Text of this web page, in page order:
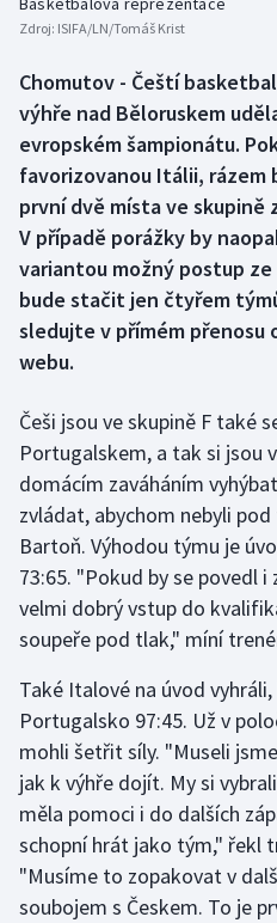
Biatlon
Boby a skeleton
Box
Curling
Dostihy
Florbal
Golf
Gymnastika
Házená
Jezdectví
Krasobruslení
Lezení
Lyže a snowboard
Moderní pětiboj
Aplikace ČT sport
AZ kvíz
Zdroj: ISIFA/LN/Tomáš Krist
Chomutov - Čeští
výhře nad Běloruskem
evropském šampionátu.
favorizovanou Itálii, rázem
první dvě místa ve skupině
V případě porážky by
variantou možný postup
bude stačit jen čtyřem
sledujte v přímém přenosu
webu.
Češi jsou ve skupině F také
Portugalskem, a tak si jsou
domácím zaváháním
zvládat, abychom nebyli
Bartoň. Výhodou týmu je
73:65. "Pokud by se povedl
velmi dobrý vstup do
soupeře pod tlak," míní
Také Italové na úvod
Portugalsko 97:45. Už v
mohli šetřit síly. "Museli
jak k výhře dojít. My si
měla pomoci i do dalších
schopní hrát jako tým," řekl
"Musíme to zopakovat v
soubojem s Českem. To je